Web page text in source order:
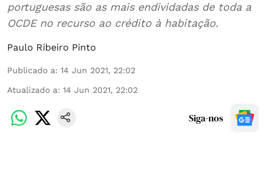
portuguesas são as mais endividadas de toda a
OCDE no recurso ao crédito à habitação.
Paulo Ribeiro Pinto
Publicado a: 14 Jun 2021, 22:02
Atualizado a: 14 Jun 2021, 22:02
Siga-nos